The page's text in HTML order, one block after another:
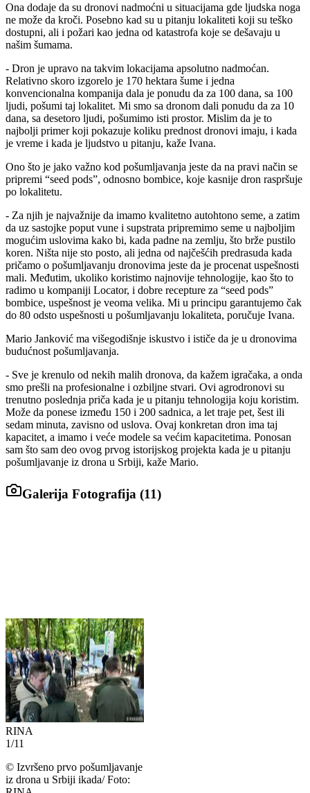
Ona dodaje da su dronovi nadmoćni u situacijama gde ljudska noga
ne može da kroči. Posebno kad su u pitanju lokaliteti koji su teško
dostupni, ali i požari kao jedna od katastrofa koje se dešavaju u
našim šumama.
- Dron je upravo na takvim lokacijama apsolutno nadmoćan.
Relativno skoro izgorelo je 170 hektara šume i jedna
konvencionalna kompanija dala je ponudu da za 100 dana, sa 100
ljudi, pošumi taj lokalitet. Mi smo sa dronom dali ponudu da za 10
dana, sa desetoro ljudi, pošumimo isti prostor. Mislim da je to
najbolji primer koji pokazuje koliku prednost dronovi imaju, i kada
je vreme i kada je ljudstvo u pitanju, kaže Ivana.
Ono što je jako važno kod pošumljavanja jeste da na pravi način se
pripremi “seed pods”, odnosno bombice, koje kasnije dron raspršuje
po lokalitetu.
- Za njih je najvažnije da imamo kvalitetno autohtono seme, a zatim
da uz sastojke poput vune i supstrata pripremimo seme u najboljim
mogućim uslovima kako bi, kada padne na zemlju, što brže pustilo
koren. Ništa nije sto posto, ali jedna od najčešćih predrasuda kada
pričamo o pošumljavanju dronovima jeste da je procenat uspešnosti
mali. Međutim, ukoliko koristimo najnovije tehnologije, kao što to
radimo u kompaniji Locator, i dobre recepture za “seed pods”
bombice, uspešnost je veoma velika. Mi u principu garantujemo čak
do 80 odsto uspešnosti u pošumljavanju lokaliteta, poručuje Ivana.
Mario Janković ma višegodišnje iskustvo i ističe da je u dronovima
budućnost pošumljavanja.
- Sve je krenulo od nekih malih dronova, da kažem igračaka, a onda
smo prešli na profesionalne i ozbiljne stvari. Ovi agrodronovi su
trenutno poslednja priča kada je u pitanju tehnologija koju koristim.
Može da ponese između 150 i 200 sadnica, a let traje pet, šest ili
sedam minuta, zavisno od uslova. Ovaj konkretan dron ima taj
kapacitet, a imamo i veće modele sa većim kapacitetima. Ponosan
sam što sam deo ovog prvog istorijskog projekta kada je u pitanju
pošumljavanje iz drona u Srbiji, kaže Mario.
Galerija Fotografija (11)
RINA
1/11
© Izvršeno prvo pošumljavanje
iz drona u Srbiji ikada/ Foto: